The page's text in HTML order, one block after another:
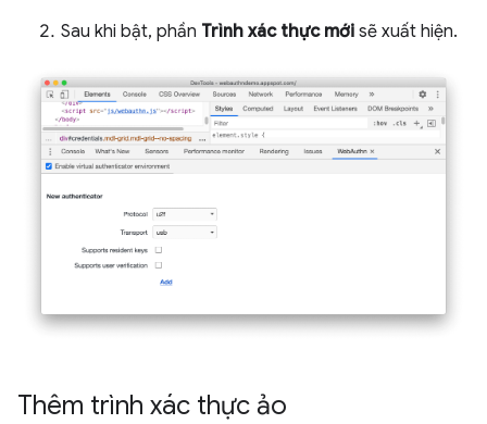
Sau khi bật, phần Trình xác thực mới sẽ xuất hiện.
Thêm trình xác thực ảo